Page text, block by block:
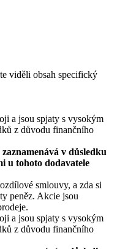
viděli obsah specifický
a jsou spjaty s vysokým
z důvodu finančního
v důsledku
u tohoto dodavatele
smlouvy, a zda si
peněz. Akcie jsou
a jsou spjaty s vysokým
z důvodu finančního